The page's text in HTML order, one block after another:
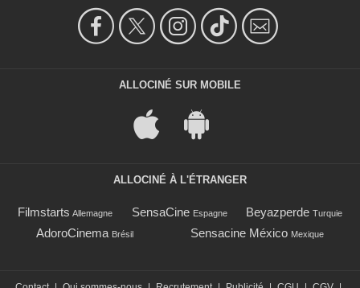
ALLOCINÉ SUR MOBILE
ALLOCINÉ À L'ÉTRANGER
Filmstarts Allemagne SensaCine Espagne Beyazperde Turquie
AdoroCinema Brésil Sensacine México Mexique